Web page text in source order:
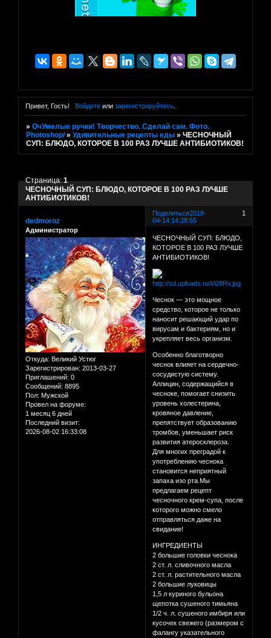
Привет, Гость! Войдитеили зарегистрируйтесь.
»ОчУмелые ручки! Творчество. Сделай сам. Фото.
Photoshop/ »Удивительные рецепты еды »ЧЕСНОЧНЫЙ
СУП: БЛЮДО, КОТОРОЕ В 100 РАЗ ЛУЧШЕ АНТИБИОТИКОВ!
ЧЕСНОЧНЫЙ СУП: БЛЮДО, КОТОРОЕ В 100 РАЗ ЛУЧШЕ
АНТИБИОТИКОВ!
Страница:1
Поделиться 1
2018-
04-14 14:28:55
dedmoroz
Администратор
Откуда: Великий Устюг
Зарегистрирован: 2013-03-27
Приглашений: 0
Сообщений: 8895
Пол: Мужской
Провел на форуме:
1 месяц 6 дней
Последний визит:
2026-08-02 16:33:08
ЧЕСНОЧНЫЙ СУП: БЛЮДО,
КОТОРОЕ В 100 РАЗ ЛУЧШЕ
АНТИБИОТИКОВ!
Чеснок — это мощное
средство, которое не только
наносит решающий удар по
вирусам и бактериям, но и
укрепляет весь организм.
Особенно благотворно
чеснок влияет на сердечно-
сосудистую систему.
Аллицин, содержащийся в
чесноке, помогает снизить
уровень холестерина,
кровяное давление,
препятствует образованию
тромбов, уменьшает риск
развития атеросклероза.
Для многих преградой к
употреблению чеснока
становится неприятный
запаха изо рта.Мы
предлагаем рецепт
чесночного крем-супа, после
которого можно смело
отправляться даже на
свидание!
ИНГРЕДИЕНТЫ
2 большие головки чеснока
2 ст. л. сливочного масла
2 ст. л. растительного масла
2 большие луковицы
1,5 л куриного бульона
щепотка сушеного тимьяна
1/2 ч. л. сушеного имбиря или
кусочек свежего (размером с
фалангу указательного